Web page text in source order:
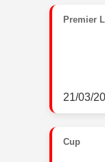
Premier
21/03/
Cup